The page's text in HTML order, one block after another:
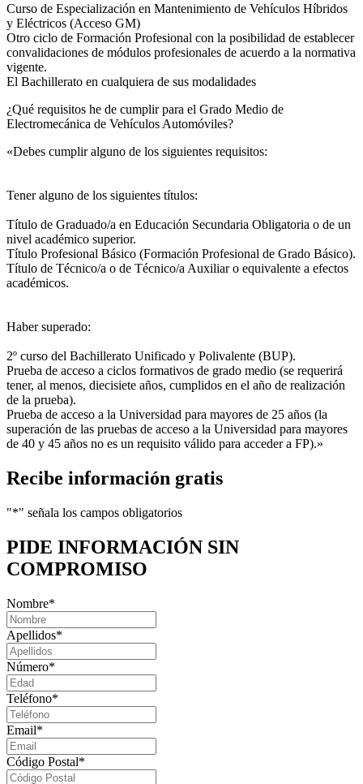
Curso de Especialización en Mantenimiento de Vehículos Híbridos
y Eléctricos (Acceso GM)
Otro ciclo de Formación Profesional con la posibilidad de establecer
convalidaciones de módulos profesionales de acuerdo a la normativa
vigente.
El Bachillerato en cualquiera de sus modalidades
¿Qué requisitos he de cumplir para el Grado Medio de
Electromecánica de Vehículos Automóviles?
«Debes cumplir alguno de los siguientes requisitos:
Tener alguno de los siguientes títulos:
Título de Graduado/a en Educación Secundaria Obligatoria o de un
nivel académico superior.
Título Profesional Básico (Formación Profesional de Grado Básico).
Título de Técnico/a o de Técnico/a Auxiliar o equivalente a efectos
académicos.
Haber superado:
2º curso del Bachillerato Unificado y Polivalente (BUP).
Prueba de acceso a ciclos formativos de grado medio (se requerirá
tener, al menos, diecisiete años, cumplidos en el año de realización
de la prueba).
Prueba de acceso a la Universidad para mayores de 25 años (la
superación de las pruebas de acceso a la Universidad para mayores
de 40 y 45 años no es un requisito válido para acceder a FP).»
Recibe información gratis
"*" señala los campos obligatorios
PIDE INFORMACIÓN SIN
COMPROMISO
Nombre*
Apellidos*
Número*
Teléfono*
Email*
Código Postal*